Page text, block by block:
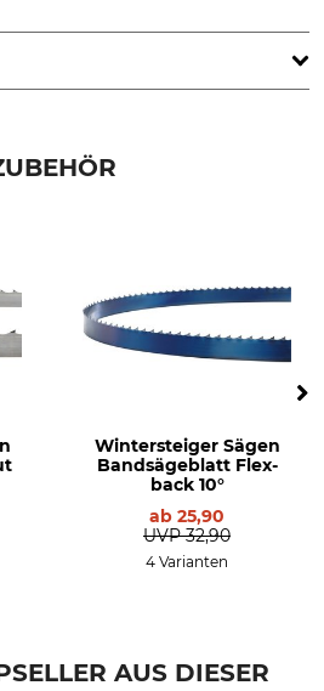
Fliehkraftkupplung
Wintersteiger Sägen
Bandsägeblatt Flex-
back 10°
ab 25,90
UVP 32,90
4 Varianten
AUS DIESER